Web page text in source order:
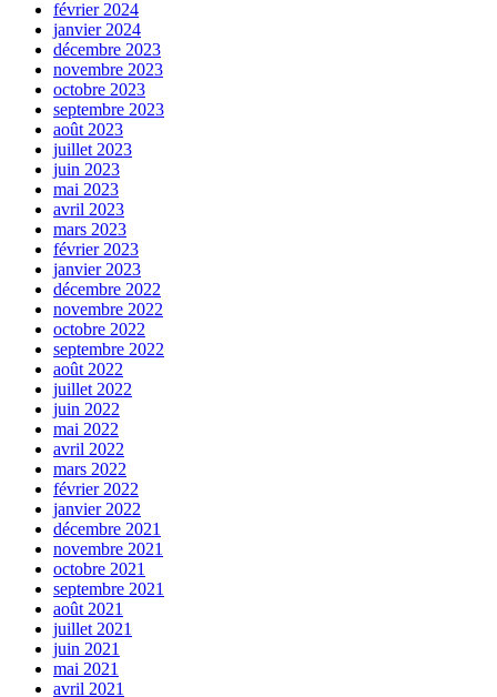
février 2024
janvier 2024
décembre 2023
novembre 2023
octobre 2023
septembre 2023
août 2023
juillet 2023
juin 2023
mai 2023
avril 2023
mars 2023
février 2023
janvier 2023
décembre 2022
novembre 2022
octobre 2022
septembre 2022
août 2022
juillet 2022
juin 2022
mai 2022
avril 2022
mars 2022
février 2022
janvier 2022
décembre 2021
novembre 2021
octobre 2021
septembre 2021
août 2021
juillet 2021
juin 2021
mai 2021
avril 2021